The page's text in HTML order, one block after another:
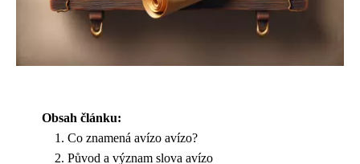
Obsah článku:
Co znamená avízo avízo?
Původ a význam slova avízo